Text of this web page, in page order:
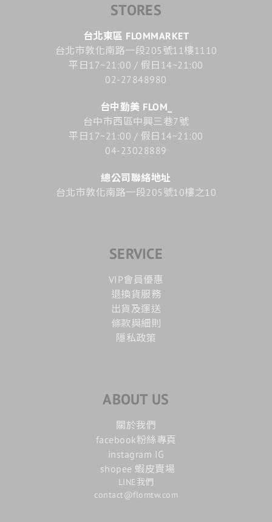
STORES
台北東區 FLOMMARKET
台北市敦化南路一段205號11樓1110
平日17~21:00 / 假日14~21:00
02-27848980
台中勤美 FLOM_
台中市西區中興三巷7號
平日17~21:00 / 假日14~21:00
04-23028889
總公司聯絡地址
台北市敦化南路一段205號10樓之10
SERVICE
VIP會員優惠
退換貨服務
出貨及運送
條款與細則
隱私政策
ABOUT US
關於我們
facebook粉絲專頁
instagram IG
shopee 蝦皮賣場
LINE我們
contact@flomtw.com